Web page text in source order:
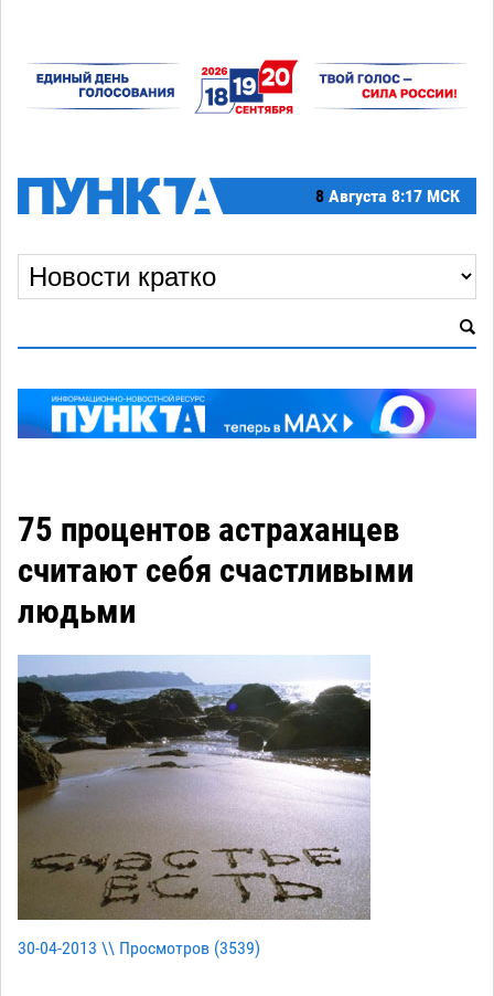
8 Августа 8:17 МСК
75 процентов астраханцев
считают себя счастливыми
людьми
30-04-2013 \\ Просмотров (3539)